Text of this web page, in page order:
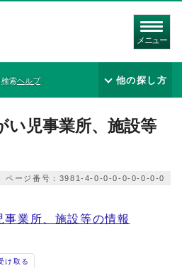
メニュー
検索ヘルプ 他の探し方
い児事業所、施設等
ページ番号：3981-4-0-0-0-0-0-0-0-0
業所、施設等の情報
け取る